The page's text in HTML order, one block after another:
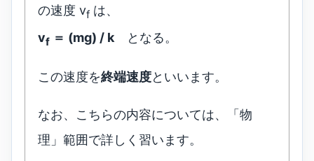
の速度 vf は、
vf ＝ (mg) / k となる。
この速度を終端速度といいます。
なお、こちらの内容については、「物
理」範囲で詳しく習います。